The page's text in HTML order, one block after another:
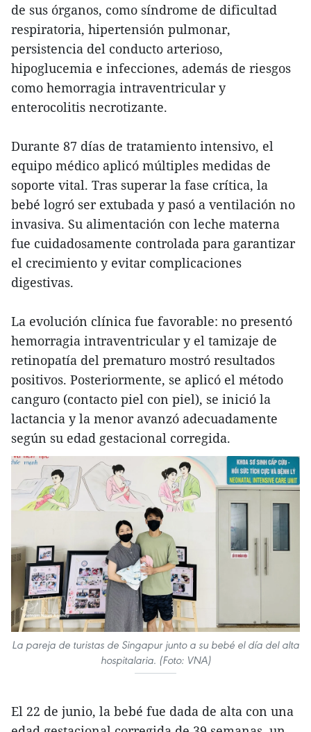
de sus órganos, como síndrome de dificultad
respiratoria, hipertensión pulmonar,
persistencia del conducto arterioso,
hipoglucemia e infecciones, además de riesgos
como hemorragia intraventricular y
enterocolitis necrotizante.
Durante 87 días de tratamiento intensivo, el
equipo médico aplicó múltiples medidas de
soporte vital. Tras superar la fase crítica, la
bebé logró ser extubada y pasó a ventilación no
invasiva. Su alimentación con leche materna
fue cuidadosamente controlada para garantizar
el crecimiento y evitar complicaciones
digestivas.
La evolución clínica fue favorable: no presentó
hemorragia intraventricular y el tamizaje de
retinopatía del prematuro mostró resultados
positivos. Posteriormente, se aplicó el método
canguro (contacto piel con piel), se inició la
lactancia y la menor avanzó adecuadamente
según su edad gestacional corregida.
La pareja de turistas de Singapur junto a su bebé el día del alta
hospitalaria. (Foto: VNA)
El 22 de junio, la bebé fue dada de alta con una